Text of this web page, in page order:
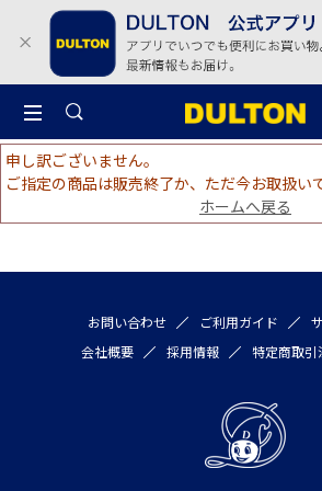
申し訳ございません。
ご指定の商品は販売終了か、ただ今お取扱い
ホームへ戻る
お問い合わせ ご利用ガイド
会社概要
採用情報 特定商取引